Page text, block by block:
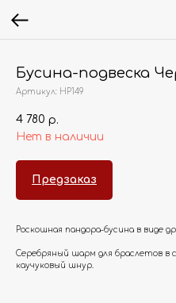
Бусина-подвеска
Артикул: HP149
4 780 р.
Нет в наличии
Предзаказ
Роскошная пандора-бусина в виде
Серебряный шарм для браслетов в
каучуковый шнур.